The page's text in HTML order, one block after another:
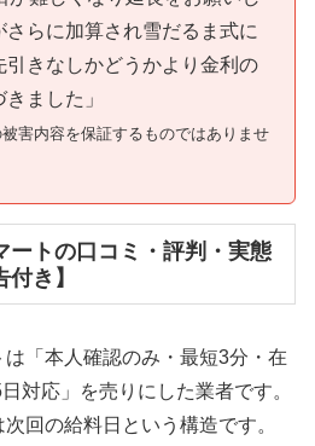
らに加算され雪だるま式に
きなしかどうかより金利の
ました」
害内容を保証するものではありませ
ートの口コミ・評判・実態
き】
「本人確認のみ・最短3分・在
対応」を売りにした業者です。
回の給料日という構造です。